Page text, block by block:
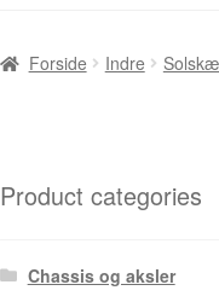
Forside Indre
Product categories
Chassis og aksler